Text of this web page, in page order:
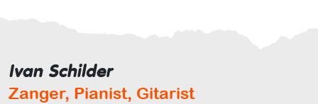
Ivan Schilder
Zanger, Pianist, Gitarist